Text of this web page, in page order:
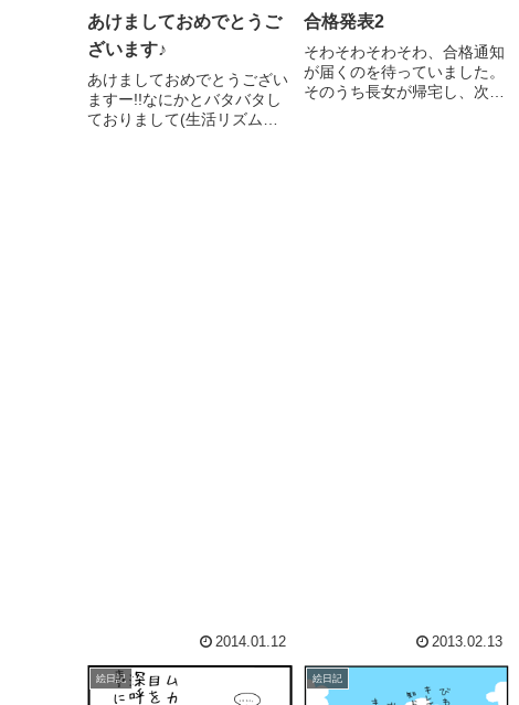
あけましておめでとうご
ざいます♪
あけましておめでとうござい
ますー!!なにかとバタバタし
ておりまして(生活リズム直
2014.01.12
合格発表2
そわそわそわそわ、合格通知
が届くのを待っていました。
そのうち長女が帰宅し、次男
2013.02.13
絵日記 絵日記